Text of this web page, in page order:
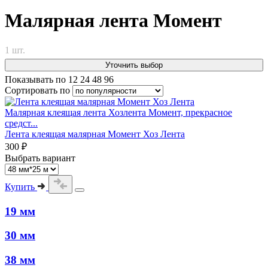
Малярная лента Момент
1 шт.
Уточнить выбор
Показывать по 12 24 48 96
Сортировать по
Малярная клеящая лента Хозлента Момент, прекрасное
средст...
Лента клеящая малярная Момент Хоз Лента
300 ₽
Выбрать вариант
Купить
19 мм
30 мм
38 мм